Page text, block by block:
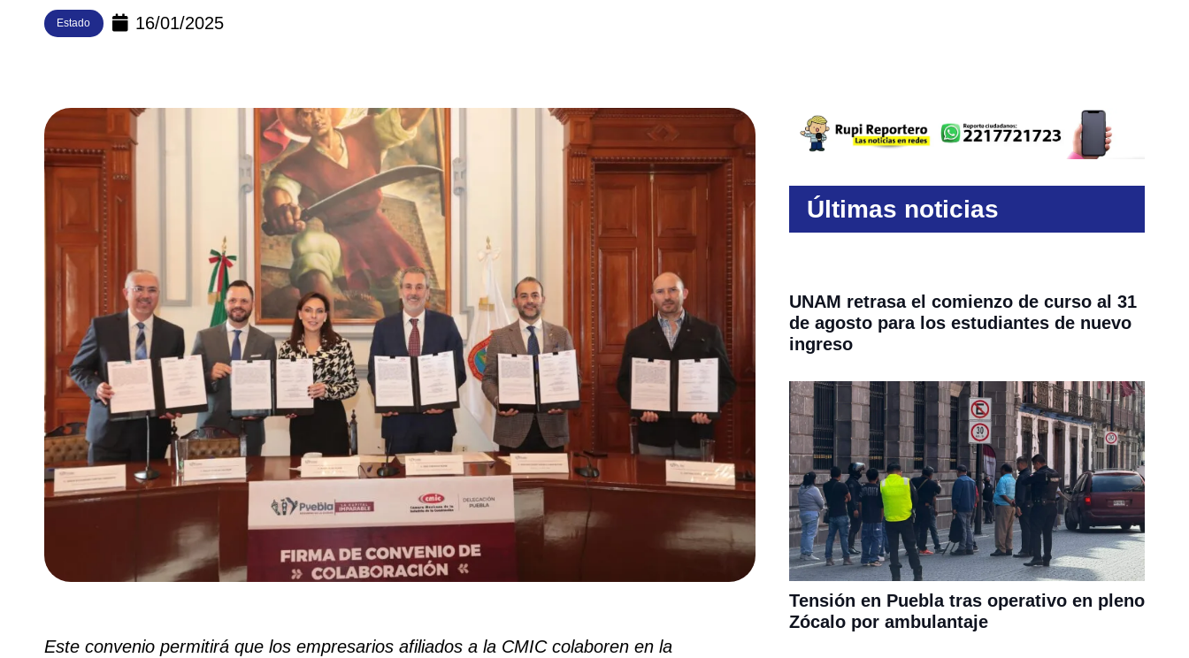
Estado 16/01/2025
Este convenio permitirá que los empresarios afiliados a la CMIC colaboren en la
Últimas noticias
UNAM retrasa el comienzo de curso al 31
de agosto para los estudiantes de nuevo
ingreso
Tensión en Puebla tras operativo en pleno
Zócalo por ambulantaje